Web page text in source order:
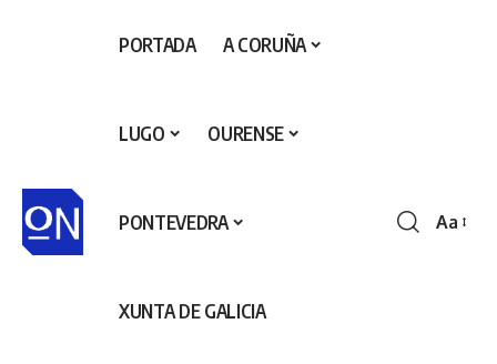
PORTADA A CORUÑA
LUGO OURENSE
PONTEVEDRA
XUNTA DE GALICIA
Aa